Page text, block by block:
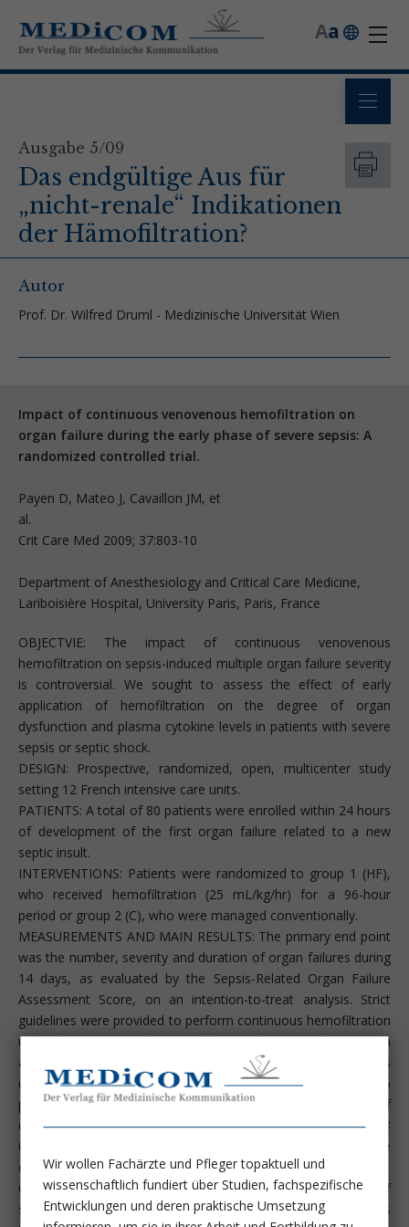
a
A
Ausgabe 5/09
Das endgültige Aus für
„nicht-renale“ Indikationen
der Hämofiltration?
Autor
Prof. Dr. Wilfred Druml - Medizinische Universität Wien
Impact of continuous venovenous hemofiltration on
organ failure during the early phase of severe sepsis: A
randomized controlled trial.
Payen D, Mateo J, Cavaillon JM, et
Crit Care Med 2009; 37:803-10
Department of Anesthesiology and Critical Care Medicine,
Lariboisière Hospital, University Paris, Paris, France
OBJECTVIE: The impact of continuous venovenous
hemofiltration on sepsis-induced multiple organ failure severity
is controversial. We sought to assess the effect of early
application of hemofiltration on the degree of organ
dysfunction and plasma cytokine levels in patients with severe
sepsis or septic shock.
DESIGN: Prospective, randomized, open, multicenter study
setting 12 French intensive care units.
PATIENTS: A total of 80 patients were enrolled within 24 hours
of development of the first organ failure related to a new
septic insult.
INTERVENTIONS: Patients were randomized to group 1 (HF),
who received hemofiltration (25 mL/kg/hr) for a 96-hour
period or group 2 (C), who were managed conventionally.
MEASUREMENTS AND MAIN RESULTS: The primary end point
was the number, severity and duration of organ failures during
14 days, as evaluated by the Sepsis-Related Organ Failure
Assessment Score, on an intention-to-treat analysis. Strict
guidelines were provided to perform continuous hemofiltration
under the same conditions and bearing the same objectives in
all centers. Because of inclusion stagnation, the trial was
discontinued after an interim analysis by which time 76
patients had been randomized. The number and severity of
organ failures were significantly higher in the HF group (p <
0.05). No modifications in plasma cytokine levels could be
detected.
CONCLUSION: These data suggest that early application of
standard continuous venovenous hemofiltration is deleterious
Wir wollen Fachärzte und Pfleger topaktuell und
wissenschaftlich fundiert über Studien, fachspezifische
Entwicklungen und deren praktische Umsetzung